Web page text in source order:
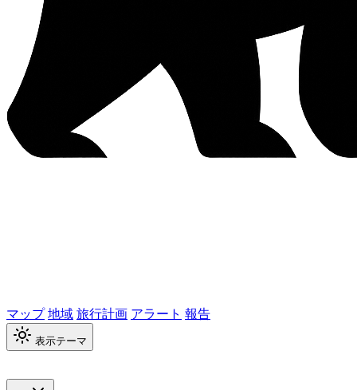
マップ地域旅行計画 アラート 報告
表示テーマ